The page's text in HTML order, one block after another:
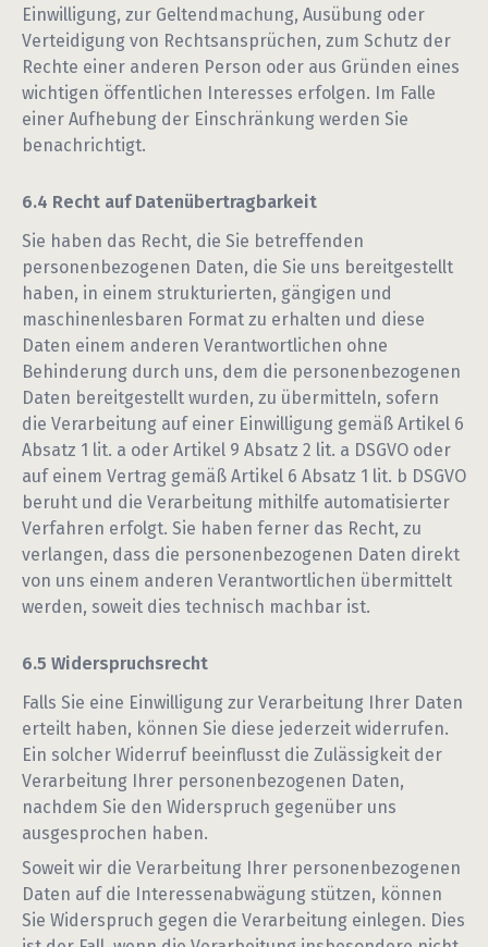
Einwilligung, zur Geltendmachung, Ausübung oder
Verteidigung von Rechtsansprüchen, zum Schutz der
Rechte einer anderen Person oder aus Gründen eines
wichtigen öffentlichen Interesses erfolgen. Im Falle
einer Aufhebung der Einschränkung werden Sie
benachrichtigt.
Recht auf Datenübertragbarkeit
Sie haben das Recht, die Sie betreffenden
personenbezogenen Daten, die Sie uns bereitgestellt
haben, in einem strukturierten, gängigen und
maschinenlesbaren Format zu erhalten und diese
Daten einem anderen Verantwortlichen ohne
Behinderung durch uns, dem die personenbezogenen
Daten bereitgestellt wurden, zu übermitteln, sofern
die Verarbeitung auf einer Einwilligung gemäß Artikel 6
Absatz 1 lit. a oder Artikel 9 Absatz 2 lit. a DSGVO oder
auf einem Vertrag gemäß Artikel 6 Absatz 1 lit. b DSGVO
beruht und die Verarbeitung mithilfe automatisierter
Verfahren erfolgt. Sie haben ferner das Recht, zu
verlangen, dass die personenbezogenen Daten direkt
von uns einem anderen Verantwortlichen übermittelt
werden, soweit dies technisch machbar ist.
Widerspruchsrecht
Falls Sie eine Einwilligung zur Verarbeitung Ihrer Daten
erteilt haben, können Sie diese jederzeit widerrufen.
Ein solcher Widerruf beeinflusst die Zulässigkeit der
Verarbeitung Ihrer personenbezogenen Daten,
nachdem Sie den Widerspruch gegenüber uns
ausgesprochen haben.
Soweit wir die Verarbeitung Ihrer personenbezogenen
Daten auf die Interessenabwägung stützen, können
Sie Widerspruch gegen die Verarbeitung einlegen. Dies